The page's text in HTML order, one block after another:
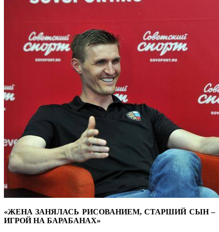
«ЖЕНА ЗАНЯЛАСЬ РИСОВАНИЕМ, СТАРШИЙ СЫН –
ИГРОЙ НА БАРАБАНАХ»